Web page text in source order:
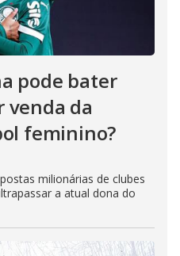
pode bater
venda da
feminino?
milionárias de clubes
a atual dona do